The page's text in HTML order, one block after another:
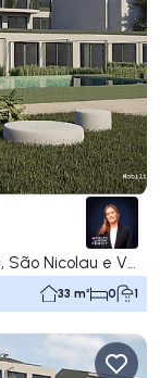
Cedofeita, Santo Ildefonso, Sé, Miragaia, São Nicolau e Vitória, Porto
33 m² 0 1